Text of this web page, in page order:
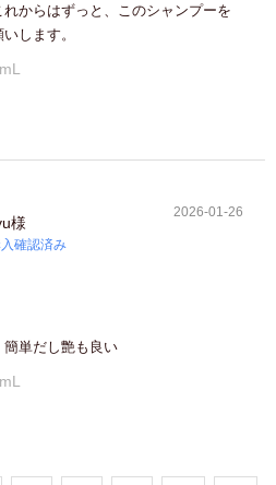
からはずっと、このシャンプーを
します。
様
確認済み
2026-01-26
単だし艶も良い